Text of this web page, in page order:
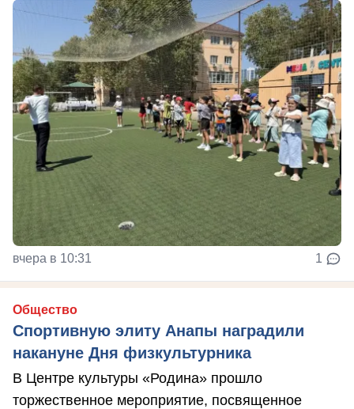
вчера в 10:31 1
Общество
Спортивную элиту Анапы наградили
накануне Дня физкультурника
В Центре культуры «Родина» прошло
торжественное мероприятие, посвященное